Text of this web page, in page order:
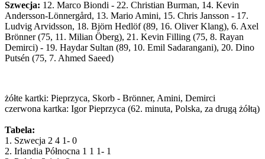
Szwecja: 12. Marco Biondi - 22. Christian Burman, 14. Kevin
Andersson-Lönnergård, 13. Mario Amini, 15. Chris Jansson - 17.
Ludvig Arvidsson, 18. Björn Hedlöf (89, 16. Oliver Klang), 6. Axel
Brönner (75, 11. Milian Öberg), 21. Kevin Filling (75, 8. Rayan
Demirci) - 19. Haydar Sultan (89, 10. Emil Sadarangani), 20. Dino
Putsén (75, 7. Ahmed Saeed)
żółte kartki: Pieprzyca, Skorb - Brönner, Amini, Demirci
czerwona kartka: Igor Pieprzyca (62. minuta, Polska, za drugą żółtą)
Tabela:
1. Szwecja 2 4 1- 0
2. Irlandia Północna 1 1 1- 1